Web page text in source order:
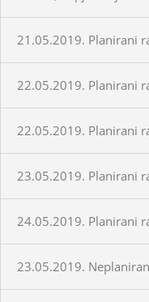
21.05.2019. Planirani
22.05.2019. Planirani
22.05.2019. Planirani
23.05.2019. Planirani
24.05.2019. Planirani
23.05.2019.